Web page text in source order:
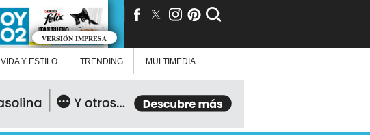
VERSIÓN IMPRESA
VIDA Y ESTILO TRENDING MULTIMEDIA